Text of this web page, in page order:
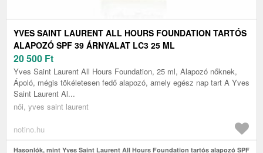
YVES SAINT LAURENT ALL HOURS FOUNDATION TARTÓS
ALAPOZÓ SPF 39 ÁRNYALAT LC3 25 ML
20 500 Ft
Yves Saint Laurent All Hours Foundation, 25 ml, Alapozó nőknek,
Ápoló, mégis tökéletesen fedő alapozó, amely egész nap tart A Yves
Saint Laurent Al...
női, yves saint laurent
notino.hu
Hasonlók, mint Yves Saint Laurent All Hours Foundation tartós alapozó SPF